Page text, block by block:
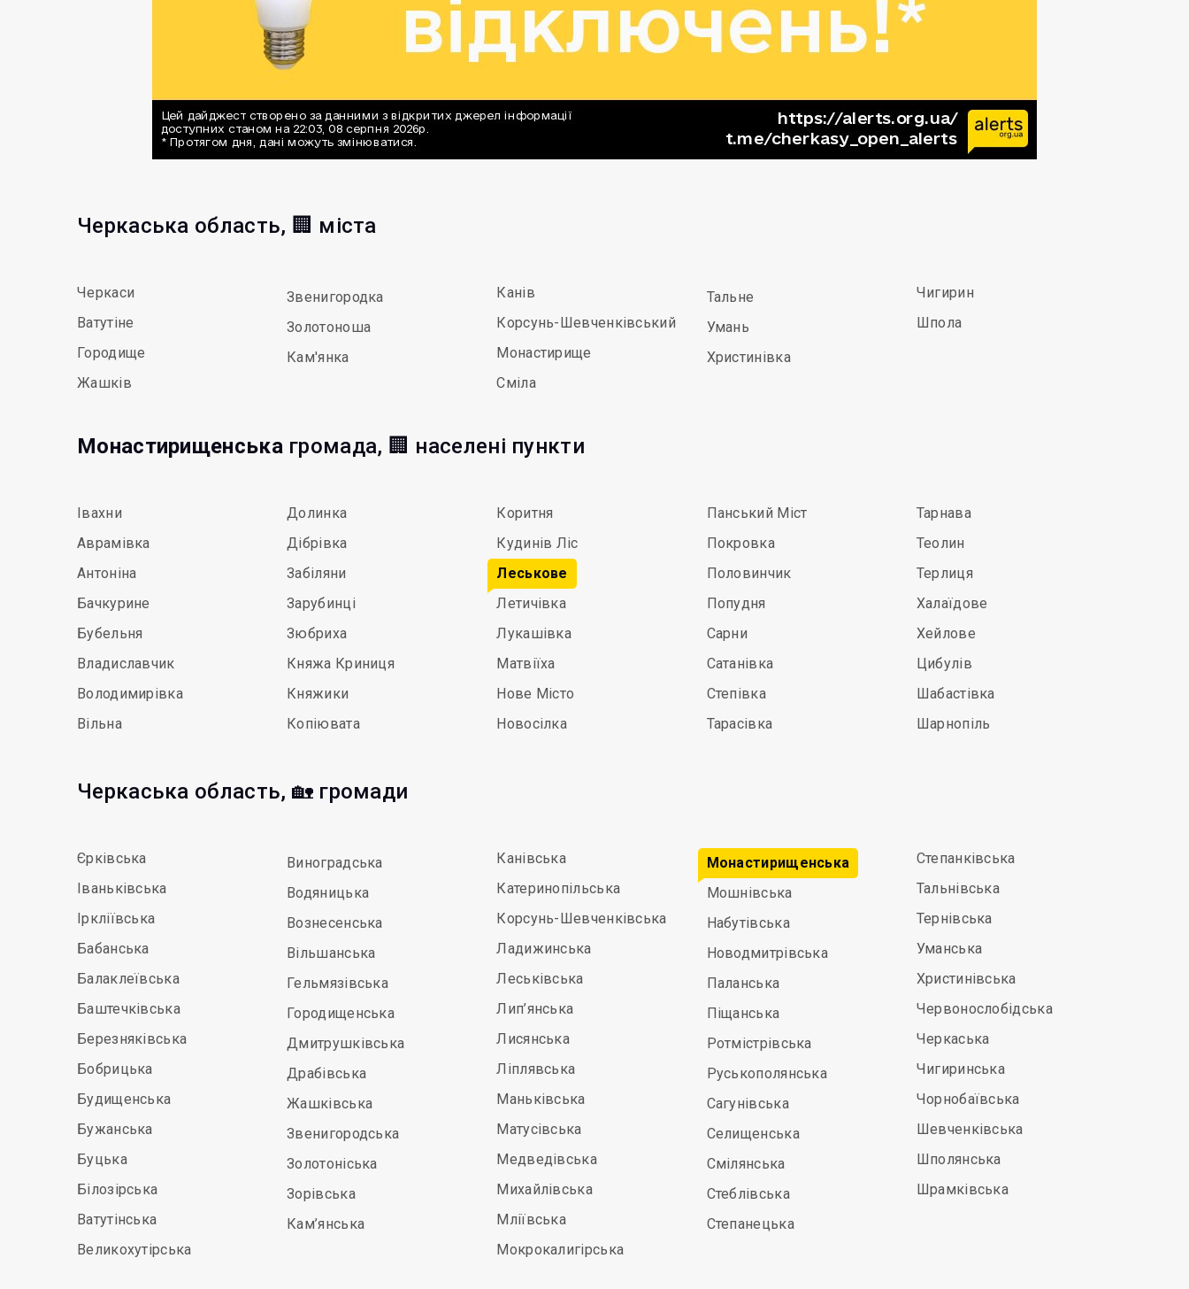
Черкаська область, 🏢 міста
Черкаси
Ватутіне
Городище
Жашків
Звенигородка
Золотоноша
Кам'янка
Канів
Корсунь-Шевченківський
Монастирище
Сміла
Тальне
Умань
Христинівка
Чигирин
Шпола
Монастирищенськагромада, 🏢 населені пункти
Івахни
Аврамівка
Антоніна
Бачкурине
Бубельня
Владиславчик
Володимирівка
Вільна
Долинка
Дібрівка
Забіляни
Зарубинці
Зюбриха
Княжа Криниця
Княжики
Копіювата
Коритня
Кудинів Ліс
Леськове
Летичівка
Лукашівка
Матвіїха
Нове Місто
Новосілка
Панський Міст
Покровка
Половинчик
Попудня
Сарни
Сатанівка
Степівка
Тарасівка
Тарнава
Теолин
Терлиця
Халаїдове
Хейлове
Цибулів
Шабастівка
Шарнопіль
Черкаська область, 🏡 громади
Єрківська
Іваньківська
Іркліївська
Бабанська
Балаклеївська
Баштечківська
Березняківська
Бобрицька
Будищенська
Бужанська
Буцька
Білозірська
Ватутінська
Великохутірська
Виноградська
Водяницька
Вознесенська
Вільшанська
Гельмязівська
Городищенська
Дмитрушківська
Драбівська
Жашківська
Звенигородська
Золотоніська
Зорівська
Кам’янська
Канівська
Катеринопільська
Корсунь-Шевченківська
Ладижинська
Леськівська
Лип’янська
Лисянська
Ліплявська
Маньківська
Матусівська
Медведівська
Михайлівська
Мліївська
Мокрокалигірська
Монастирищенська
Мошнівська
Набутівська
Новодмитрівська
Паланська
Піщанська
Ротмістрівська
Руськополянська
Сагунівська
Селищенська
Смілянська
Стеблівська
Степанецька
Степанківська
Тальнівська
Тернівська
Уманська
Христинівська
Червонослобідська
Черкаська
Чигиринська
Чорнобаївська
Шевченківська
Шполянська
Шрамківська